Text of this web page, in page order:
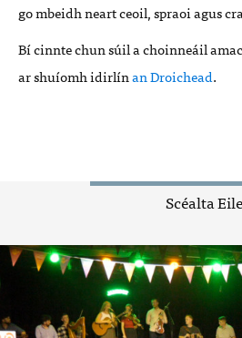
go mbeidh neart ceoil, spraoi agus
Bí cinnte chun súil a choinneáil
ar shuíomh idirlínan Droichead.
Scéalta Eile